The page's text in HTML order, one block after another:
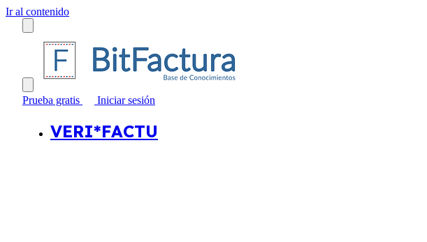
Ir al contenido
Prueba gratis Iniciar sesión
VERI*FACTU